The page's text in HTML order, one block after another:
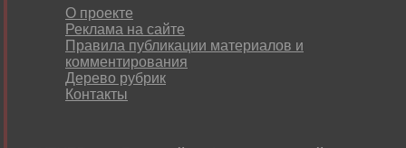
О проекте
Реклама на сайте
Правила публикации материалов и
комментирования
Дерево рубрик
Контакты